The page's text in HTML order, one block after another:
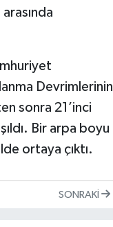
Devrimlerinin
sonra 21’inci
Bir arpa boyu
ortaya çıktı.
SONRAKI